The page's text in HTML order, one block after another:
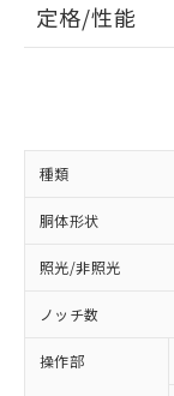
定格/性能
種類
胴体形状
照光/非照光
ノッチ数
操作部